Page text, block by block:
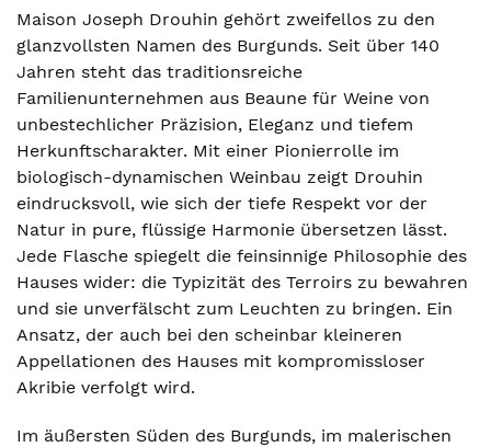
Maison Joseph Drouhin gehört zweifellos zu den
glanzvollsten Namen des Burgunds. Seit über 140
Jahren steht das traditionsreiche
Familienunternehmen aus Beaune für Weine von
unbestechlicher Präzision, Eleganz und tiefem
Herkunftscharakter. Mit einer Pionierrolle im
biologisch-dynamischen Weinbau zeigt Drouhin
eindrucksvoll, wie sich der tiefe Respekt vor der
Natur in pure, flüssige Harmonie übersetzen lässt.
Jede Flasche spiegelt die feinsinnige Philosophie des
Hauses wider: die Typizität des Terroirs zu bewahren
und sie unverfälscht zum Leuchten zu bringen. Ein
Ansatz, der auch bei den scheinbar kleineren
Appellationen des Hauses mit kompromissloser
Akribie verfolgt wird.
Im äußersten Süden des Burgunds, im malerischen